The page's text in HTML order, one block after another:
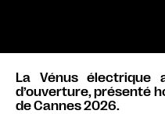
La Vénus électrique
d’ouverture, présenté
de Cannes 2026.